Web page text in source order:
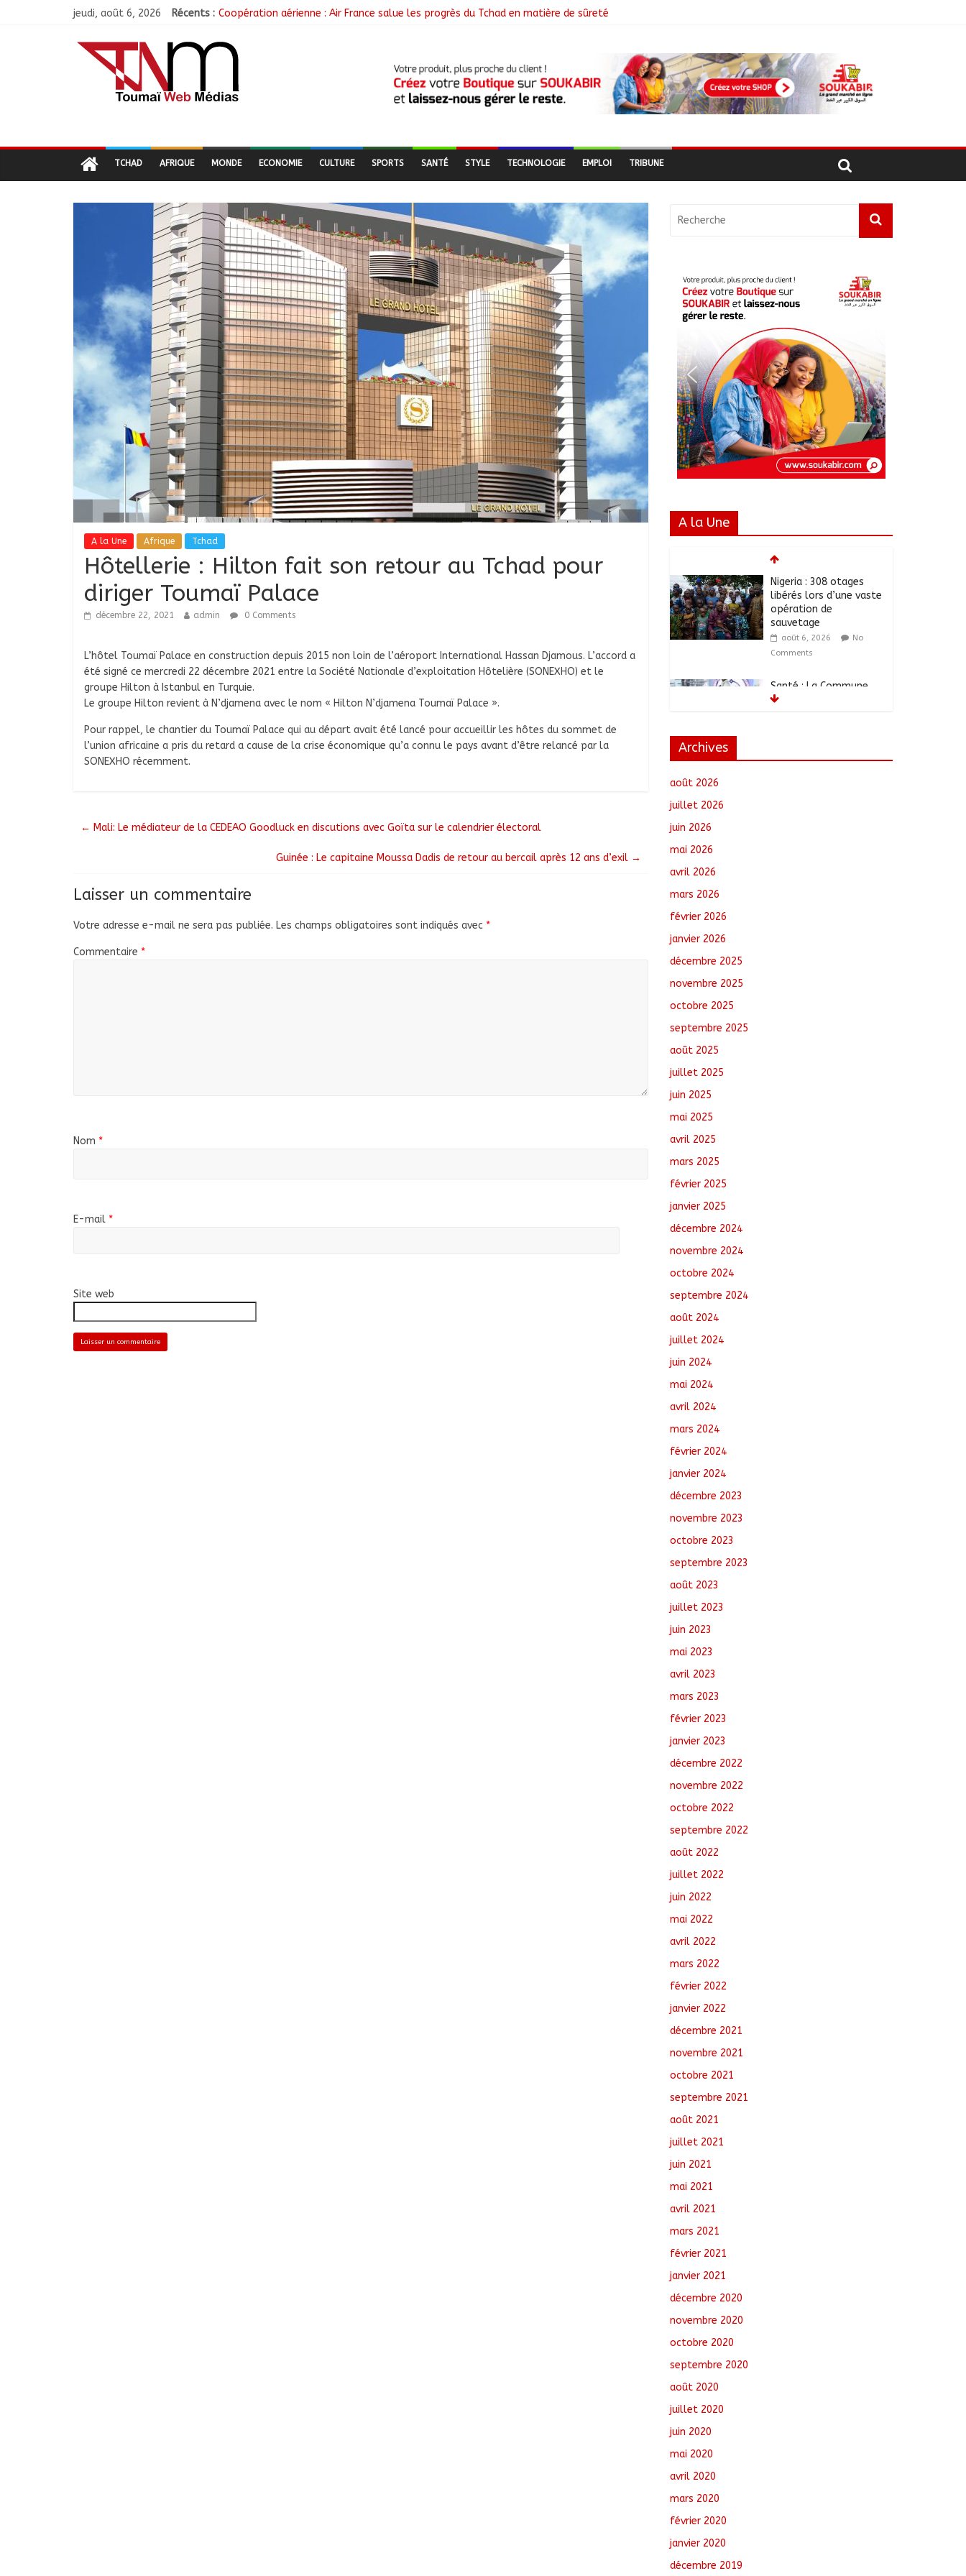
jeudi, août 6, 2026 Récents : Coopération aérienne : Air France salue les progrès du Tchad en matière de sûreté
Santé : La Commune de N’Djamena et l’OMS renforcent leur coopération
RGPH-3 : Les communautés nomades de Ferrick Kodjoguila se mobilisent pour le recensement
Jeunesse : Un programme d’un milliard de FCFA pour former 100 jeunes entrepreneurs tchadiens au Maroc
TCHAD AFRIQUE MONDE ECONOMIE CULTURE SPORTS SANTÉ STYLE TECHNOLOGIE EMPLOI TRIBUNE
A la Une Afrique Tchad
Hôtellerie : Hilton fait son retour au Tchad pour
diriger Toumaï Palace
décembre 22, 2021 admin 0 Comments
L’hôtel Toumaï Palace en construction depuis 2015 non loin de l’aéroport International Hassan Djamous. L’accord a
été signé ce mercredi 22 décembre 2021 entre la Société Nationale d’exploitation Hôtelière (SONEXHO) et le
groupe Hilton à Istanbul en Turquie.
Le groupe Hilton revient à N’djamena avec le nom « Hilton N’djamena Toumaï Palace ».
Pour rappel, le chantier du Toumaï Palace qui au départ avait été lancé pour accueillir les hôtes du sommet de
l’union africaine a pris du retard a cause de la crise économique qu’a connu le pays avant d’être relancé par la
SONEXHO récemment.
← Mali: Le médiateur de la CEDEAO Goodluck en discutions avec Goïta sur le calendrier électoral
Guinée : Le capitaine Moussa Dadis de retour au bercail après 12 ans d’exil →
Laisser un commentaire
Votre adresse e-mail ne sera pas publiée. Les champs obligatoires sont indiqués avec *
Commentaire *
Nom *
E-mail *
Site web
A la Une
Nigeria : 308 otages
libérés lors d’une vaste
opération de
sauvetage
août 6, 2026
No
Comments
Santé : La Commune
de N’Djamena et l’OMS
août 6, 2026
août 5, 2026
Archives
août 2026
juillet 2026
juin 2026
mai 2026
avril 2026
mars 2026
février 2026
janvier 2026
décembre 2025
novembre 2025
octobre 2025
septembre 2025
août 2025
juillet 2025
juin 2025
mai 2025
avril 2025
mars 2025
février 2025
janvier 2025
décembre 2024
novembre 2024
octobre 2024
septembre 2024
août 2024
juillet 2024
juin 2024
mai 2024
avril 2024
mars 2024
février 2024
janvier 2024
décembre 2023
novembre 2023
octobre 2023
septembre 2023
août 2023
juillet 2023
juin 2023
mai 2023
avril 2023
mars 2023
février 2023
janvier 2023
décembre 2022
novembre 2022
octobre 2022
septembre 2022
août 2022
juillet 2022
juin 2022
mai 2022
avril 2022
mars 2022
février 2022
janvier 2022
décembre 2021
novembre 2021
octobre 2021
septembre 2021
août 2021
juillet 2021
juin 2021
mai 2021
avril 2021
mars 2021
février 2021
janvier 2021
décembre 2020
novembre 2020
octobre 2020
septembre 2020
août 2020
juillet 2020
juin 2020
mai 2020
avril 2020
mars 2020
février 2020
janvier 2020
décembre 2019